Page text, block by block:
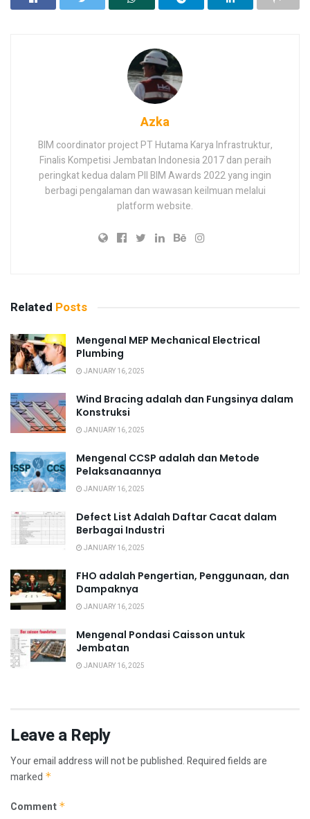
Azka
BIM coordinator project PT Hutama Karya Infrastruktur,
Finalis Kompetisi Jembatan Indonesia 2017 dan peraih
peringkat kedua dalam PII BIM Awards 2022 yang ingin
berbagi pengalaman dan wawasan keilmuan melalui
platform website.
Related Posts
Mengenal MEP Mechanical Electrical
Plumbing
JANUARY 16, 2025
Wind Bracing adalah dan Fungsinya dalam
Konstruksi
JANUARY 16, 2025
Mengenal CCSP adalah dan Metode
Pelaksanaannya
JANUARY 16, 2025
Defect List Adalah Daftar Cacat dalam
Berbagai Industri
JANUARY 16, 2025
FHO adalah Pengertian, Penggunaan, dan
Dampaknya
JANUARY 16, 2025
Mengenal Pondasi Caisson untuk
Jembatan
JANUARY 16, 2025
Leave a Reply
Your email address will not be published.Required fields are
marked *
Comment *